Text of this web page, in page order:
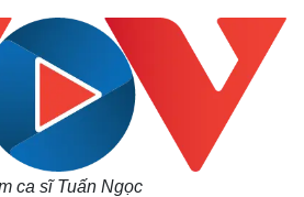
ca sĩ Tuấn Ngọc